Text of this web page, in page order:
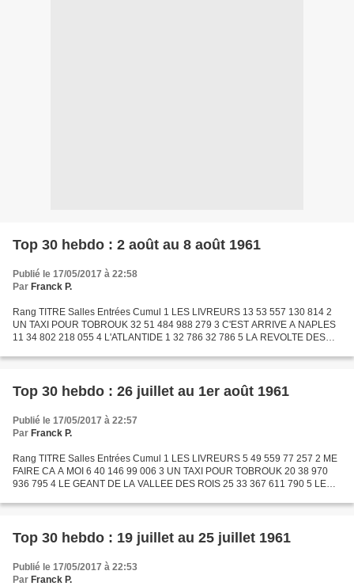
Top 30 hebdo : 2 août au 8 août 1961
Publié le 17/05/2017 à 22:58
Par Franck P.
Rang TITRE Salles Entrées Cumul 1 LES LIVREURS 13 53 557 130 814 2
UN TAXI POUR TOBROUK 32 51 484 988 279 3 C'EST ARRIVE A NAPLES
11 34 802 218 055 4 L'ATLANTIDE 1 32 786 32 786 5 LA REVOLTE DES
Top 30 hebdo : 26 juillet au 1er août 1961
Publié le 17/05/2017 à 22:57
Par Franck P.
Rang TITRE Salles Entrées Cumul 1 LES LIVREURS 5 49 559 77 257 2 ME
FAIRE CA A MOI 6 40 146 99 006 3 UN TAXI POUR TOBROUK 20 38 970
936 795 4 LE GEANT DE LA VALLEE DES ROIS 25 33 367 611 790 5 LE
Top 30 hebdo : 19 juillet au 25 juillet 1961
Publié le 17/05/2017 à 22:53
Par Franck P.